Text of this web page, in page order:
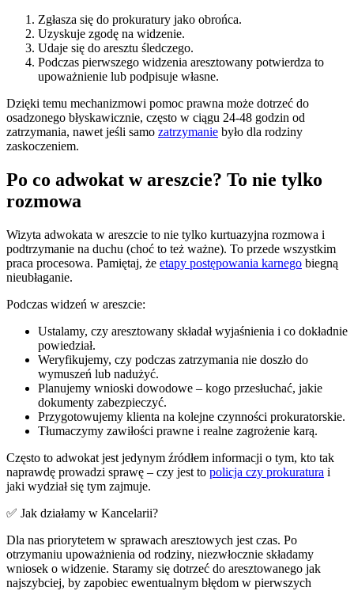
Zgłasza się do prokuratury jako obrońca.
Uzyskuje zgodę na widzenie.
Udaje się do aresztu śledczego.
Podczas pierwszego widzenia aresztowany potwierdza to
upoważnienie lub podpisuje własne.
Dzięki temu mechanizmowi pomoc prawna może dotrzeć do
osadzonego błyskawicznie, często w ciągu 24-48 godzin od
zatrzymania, nawet jeśli samo zatrzymanie było dla rodziny
zaskoczeniem.
Po co adwokat w areszcie? To nie tylko
rozmowa
Wizyta adwokata w areszcie to nie tylko kurtuazyjna rozmowa i
podtrzymanie na duchu (choć to też ważne). To przede wszystkim
praca procesowa. Pamiętaj, że etapy postępowania karnego biegną
nieubłaganie.
Podczas widzeń w areszcie:
Ustalamy, czy aresztowany składał wyjaśnienia i co dokładnie
powiedział.
Weryfikujemy, czy podczas zatrzymania nie doszło do
wymuszeń lub nadużyć.
Planujemy wnioski dowodowe – kogo przesłuchać, jakie
dokumenty zabezpieczyć.
Przygotowujemy klienta na kolejne czynności prokuratorskie.
Tłumaczymy zawiłości prawne i realne zagrożenie karą.
Często to adwokat jest jedynym źródłem informacji o tym, kto tak
naprawdę prowadzi sprawę – czy jest to policja czy prokuratura i
jaki wydział się tym zajmuje.
✅ Jak działamy w Kancelarii?
Dla nas priorytetem w sprawach aresztowych jest czas. Po
otrzymaniu upoważnienia od rodziny, niezwłocznie składamy
wniosek o widzenie. Staramy się dotrzeć do aresztowanego jak
najszybciej, by zapobiec ewentualnym błędom w pierwszych